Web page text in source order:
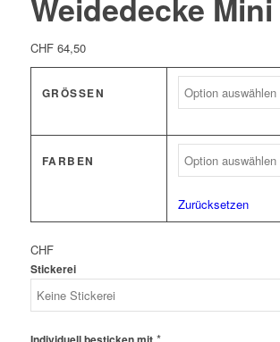
Weidedecke Mini
CHF64,50
GRÖSSEN
FARBEN
Zurücksetzen
CHF
Stickerei